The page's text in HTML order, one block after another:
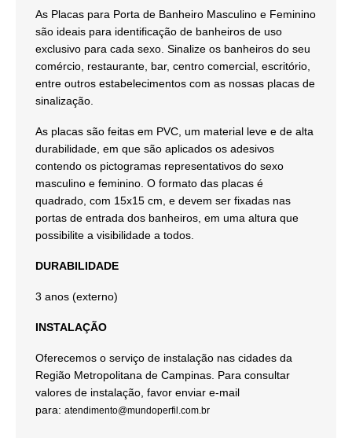
As Placas para Porta de Banheiro Masculino e Feminino
são ideais para identificação de banheiros de uso
exclusivo para cada sexo. Sinalize os banheiros do seu
comércio, restaurante, bar, centro comercial, escritório,
entre outros estabelecimentos com as nossas placas de
sinalização.
As placas são feitas em PVC, um material leve e de alta
durabilidade, em que são aplicados os adesivos
contendo os pictogramas representativos do sexo
masculino e feminino. O formato das placas é
quadrado, com 15x15 cm, e devem ser fixadas nas
portas de entrada dos banheiros, em uma altura que
possibilite a visibilidade a todos.
DURABILIDADE
3 anos (externo)
INSTALAÇÃO
Oferecemos o serviço de instalação nas cidades da
Região Metropolitana de Campinas. Para consultar
valores de instalação, favor enviar e-mail
para: atendimento@mundoperfil.com.br